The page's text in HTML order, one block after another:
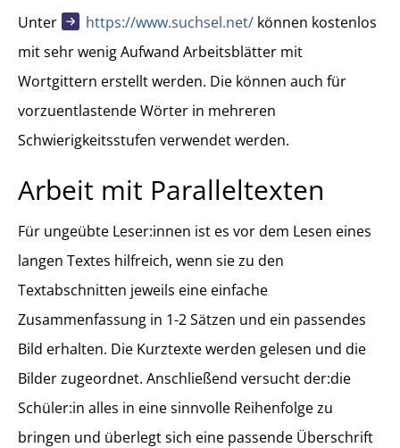
Unter https://www.suchsel.net/ können kostenlos
mit sehr wenig Aufwand Arbeitsblätter mit
Wortgittern erstellt werden. Die können auch für
vorzuentlastende Wörter in mehreren
Schwierigkeitsstufen verwendet werden.
Arbeit mit Paralleltexten
Für ungeübte Leser:innen ist es vor dem Lesen eines
langen Textes hilfreich, wenn sie zu den
Textabschnitten jeweils eine einfache
Zusammenfassung in 1-2 Sätzen und ein passendes
Bild erhalten. Die Kurztexte werden gelesen und die
Bilder zugeordnet. Anschließend versucht der:die
Schüler:in alles in eine sinnvolle Reihenfolge zu
bringen und überlegt sich eine passende Überschrift